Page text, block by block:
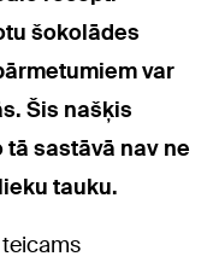
šokolādes
var
Šis našķis
sastāvā nav ne
tauku.